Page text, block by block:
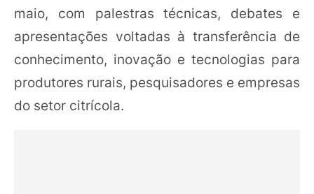
maio, com palestras técnicas, debates e
apresentações voltadas à transferência de
conhecimento, inovação e tecnologias para
produtores rurais, pesquisadores e empresas
do setor citrícola.